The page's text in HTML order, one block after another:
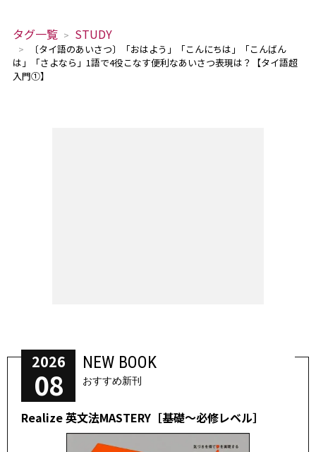
タグ一覧 STUDY
〔タイ語のあいさつ〕「おはよう」「こんにちは」「こんばん
は」「さよなら」1語で4役こなす便利なあいさつ表現は？【タイ語超
入門①】
2026
08
NEW BOOK
おすすめ新刊
Realize 英文法MASTERY［基礎～必修レベル］